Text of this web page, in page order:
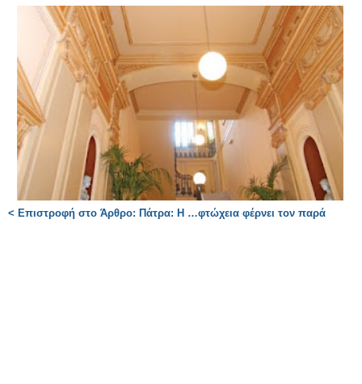
< Επιστροφή στο Άρθρο: Πάτρα: Η …φτώχεια φέρνει τον παρά